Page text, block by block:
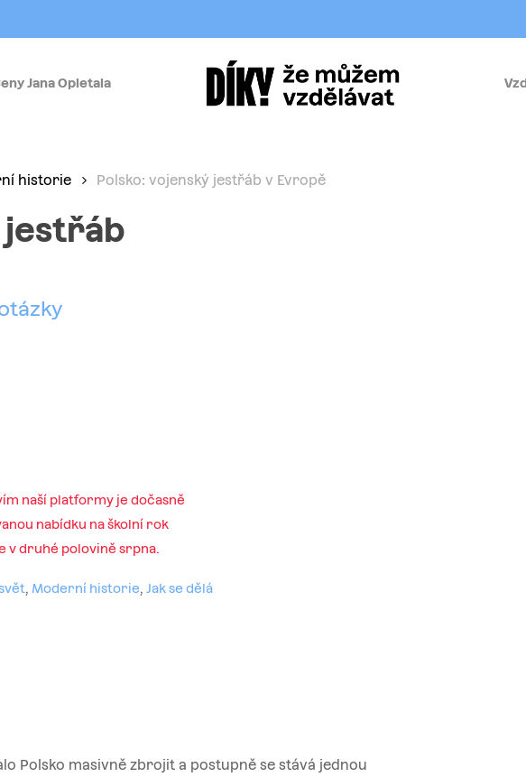
Jana Opletala
historie Polsko: vojenský jestřáb v Evropě
jestřáb
naší platformy je dočasně
nabídku na školní rok
v druhé polovině srpna.
, Moderní historie,Jak se dělá
Polsko masivně zbrojit a postupně se stává jednou